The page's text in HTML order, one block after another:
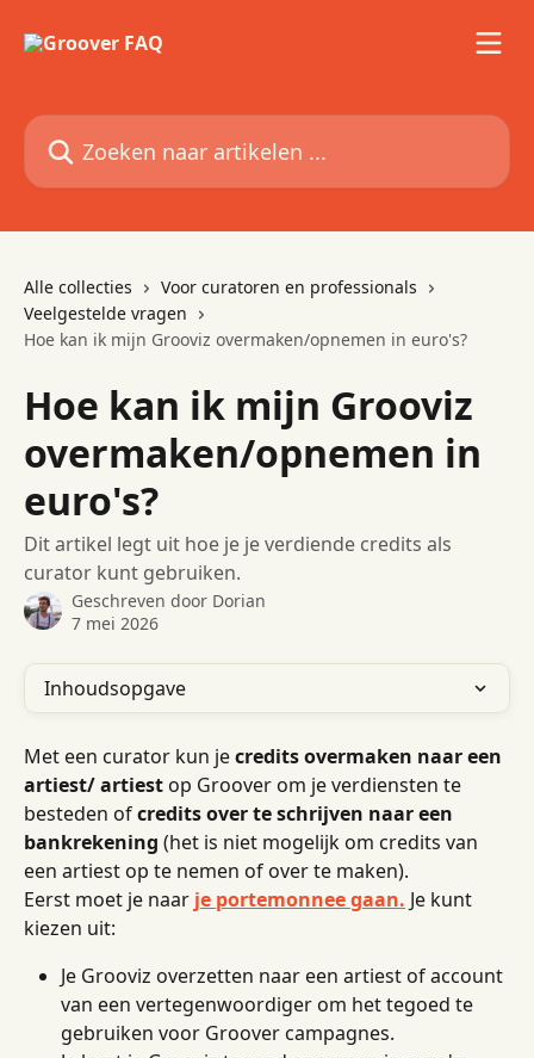
Zoeken naar artikelen ...
Alle collecties
Voor curatoren en professionals
Veelgestelde vragen
Hoe kan ik mijn Grooviz overmaken/opnemen in euro's?
Hoe kan ik mijn Grooviz
overmaken/opnemen in
euro's?
Dit artikel legt uit hoe je je verdiende credits als
curator kunt gebruiken.
Geschreven door Dorian
7 mei 2026
Inhoudsopgave
Met een curator kun je credits overmaken naar een
artiest/ artiest op Groover om je verdiensten te
besteden of credits over te schrijven naar een
bankrekening (het is niet mogelijk om credits van
een artiest op te nemen of over te maken).
Eerst moet je naar je portemonnee gaan. Je kunt
kiezen uit:
Je Grooviz overzetten naar een artiest of account
van een vertegenwoordiger om het tegoed te
gebruiken voor Groover campagnes.